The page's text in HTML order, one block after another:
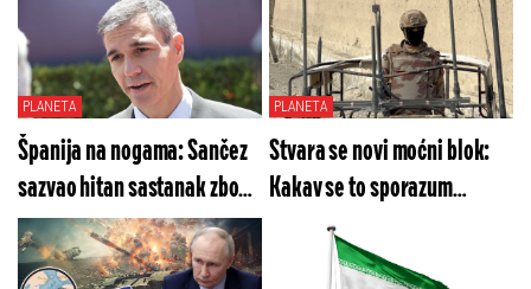
PLANETA
Španija na nogama: Sančez
sazvao hitan sastanak zbog
situacije u Seuti
PLANETA
Stvara se novi moćni blok:
Kakav se to sporazum
sprema u Džedi?